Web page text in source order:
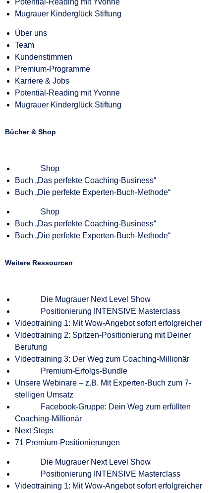
Potential-Reading mit Yvonne
Mugrauer Kinderglück Stiftung
Über uns
Team
Kundenstimmen
Premium-Programme
Karriere & Jobs
Potential-Reading mit Yvonne
Mugrauer Kinderglück Stiftung
Bücher & Shop
Shop
Buch „Das perfekte Coaching-Business“
Buch „Die perfekte Experten-Buch-Methode“
Shop
Buch „Das perfekte Coaching-Business“
Buch „Die perfekte Experten-Buch-Methode“
Weitere Ressourcen
Die Mugrauer Next Level Show
Positionierung INTENSIVE Masterclass
Videotraining 1: Mit Wow-Angebot sofort erfolgreicher
Videotraining 2: Spitzen-Positionierung mit Deiner
Berufung
Videotraining 3: Der Weg zum Coaching-Millionär
Premium-Erfolgs-Bundle
Unsere Webinare – z.B. Mit Experten-Buch zum 7-
stelligen Umsatz
Facebook-Gruppe: Dein Weg zum erfüllten
Coaching-Millionär
Next Steps
71 Premium-Positionierungen
Die Mugrauer Next Level Show
Positionierung INTENSIVE Masterclass
Videotraining 1: Mit Wow-Angebot sofort erfolgreicher